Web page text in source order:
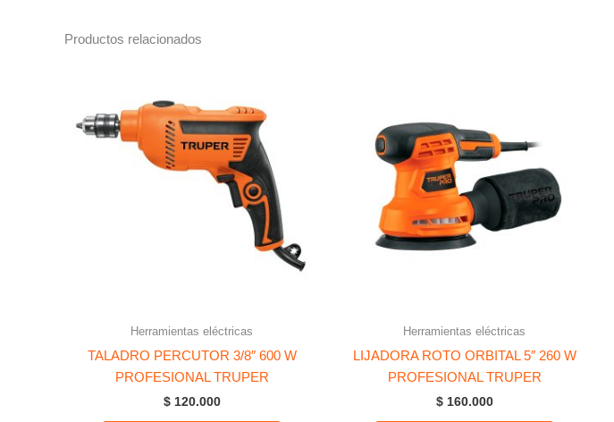
Productos relacionados
Herramientas eléctricas
TALADRO PERCUTOR 3/8″ 600 W
PROFESIONAL TRUPER
$120.000
Herramientas eléctricas
LIJADORA ROTO ORBITAL 5″ 260 W
PROFESIONAL TRUPER
$160.000